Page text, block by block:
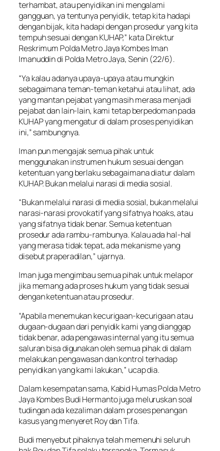
terhambat, atau penyidikan ini mengalami
gangguan, ya tentunya penyidik, tetap kita hadapi
dengan bijak, kita hadapi dengan prosedur yang kita
tempuh sesuai dengan KUHAP,” kata Direktur
Reskrimum Polda Metro Jaya Kombes Iman
Imanuddin di Polda Metro Jaya, Senin (22/6).
“Ya kalau adanya upaya-upaya atau mungkin
sebagaimana teman-teman ketahui atau lihat, ada
yang mantan pejabat yang masih merasa menjadi
pejabat dan lain-lain, kami tetap berpedoman pada
KUHAP yang mengatur di dalam proses penyidikan
ini,” sambungnya.
Iman pun mengajak semua pihak untuk
menggunakan instrumen hukum sesuai dengan
ketentuan yang berlaku sebagaimana diatur dalam
KUHAP. Bukan melalui narasi di media sosial.
“Bukan melalui narasi di media sosial, bukan melalui
narasi-narasi provokatif yang sifatnya hoaks, atau
yang sifatnya tidak benar. Semua ketentuan
prosedur ada rambu-rambunya. Kalau ada hal-hal
yang merasa tidak tepat, ada mekanisme yang
disebut praperadilan,” ujarnya.
Iman juga mengimbau semua pihak untuk melapor
jika memang ada proses hukum yang tidak sesuai
dengan ketentuan atau prosedur.
“Apabila menemukan kecurigaan-kecurigaan atau
dugaan-dugaan dari penyidik kami yang dianggap
tidak benar, ada pengawas internal yang itu semua
saluran bisa digunakan oleh semua pihak di dalam
melakukan pengawasan dan kontrol terhadap
penyidikan yang kami lakukan,” ucap dia.
Dalam kesempatan sama, Kabid Humas Polda Metro
Jaya Kombes Budi Hermanto juga meluruskan soal
tudingan ada kezaliman dalam proses penangan
kasus yang menyeret Roy dan Tifa.
Budi menyebut pihaknya telah memenuhi seluruh